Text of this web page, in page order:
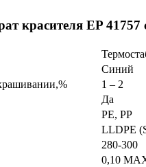
красителя EP 41757
Синий
1 – 2
Да
PE, PP
LLDPE
280-300
0,10